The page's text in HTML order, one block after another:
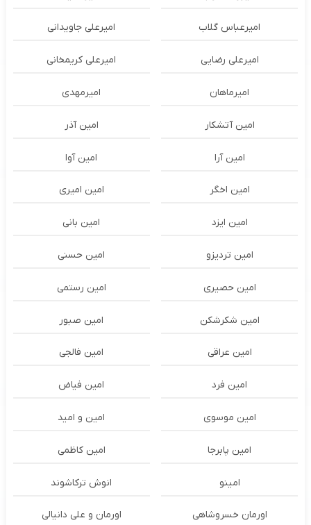
امیرعباس گلاب امیرعلی جاویدانی
امیرعلی رضایی امیرعلی کریمخانی
امیرماهان امیرمهدی
امین آتشکار امین آذر
امین آرا امین آوا
امین اخگر امین امیری
امین ایزد امین بانی
امین تردیزو امین حسنی
امین حصیری امین رستمی
امین شکرشکن امین صبور
امین عراقی امین فالجی
امین فرد امین فیاض
امین موسوی امین و امید
امین پابرجا امین کاظمی
امینو انوش ترکاشوند
اورمان خسروشاهی اورمان و علی دانیالی